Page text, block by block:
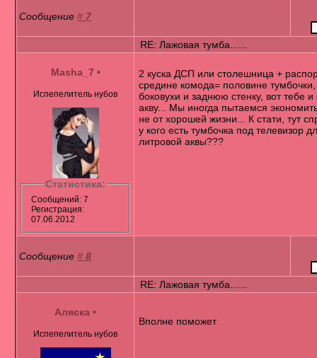
Сообщение# 7
RE: Лажовая тумба......
Masha_7 •
Испепелитель нубов
Статистика:
Сообщений: 7
Регистрация:
07.06.2012
2 куска ДСП или столешница +
средине комода= половине
боковухи и заднюю стенку, вот тебе и
акву... Мы иногда пытаемся
не от хорошей жизни... К стати, тут
у кого есть тумбочка под телевизор
литровой аквы???
Сообщение#8
RE: Лажовая тумба......
Аляска •
Испепелитель нубов
Вполне поможет